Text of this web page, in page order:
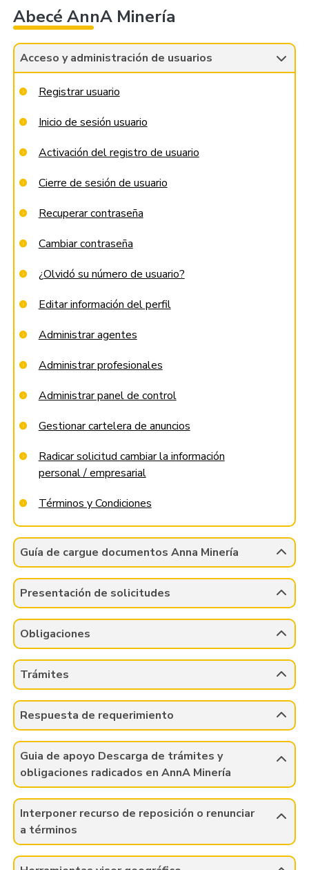
Abecé AnnA Minería
Acceso y administración de usuarios
Registrar usuario
Inicio de sesión usuario
Activación del registro de usuario
Cierre de sesión de usuario
Recuperar contraseña
Cambiar contraseña
¿Olvidó su número de usuario?
Editar información del perfil
Administrar agentes
Administrar profesionales
Administrar panel de control
Gestionar cartelera de anuncios
Radicar solicitud cambiar la información
personal / empresarial
Términos y Condiciones
Guía de cargue documentos Anna Minería
Presentación de solicitudes
Obligaciones
Trámites
Respuesta de requerimiento
Guia de apoyo Descarga de trámites y
obligaciones radicados en AnnA Minería
Interponer recurso de reposición o renunciar
a términos